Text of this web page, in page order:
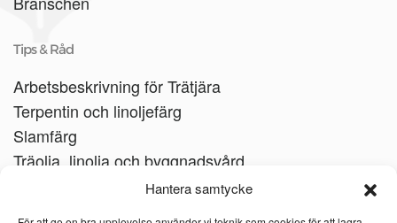
Hantera samtycke
Tips & Råd
Arbetsbeskrivning för Trätjära
Terpentin och linoljefärg
Slamfärg
Träolja, linolja och byggnadsvård